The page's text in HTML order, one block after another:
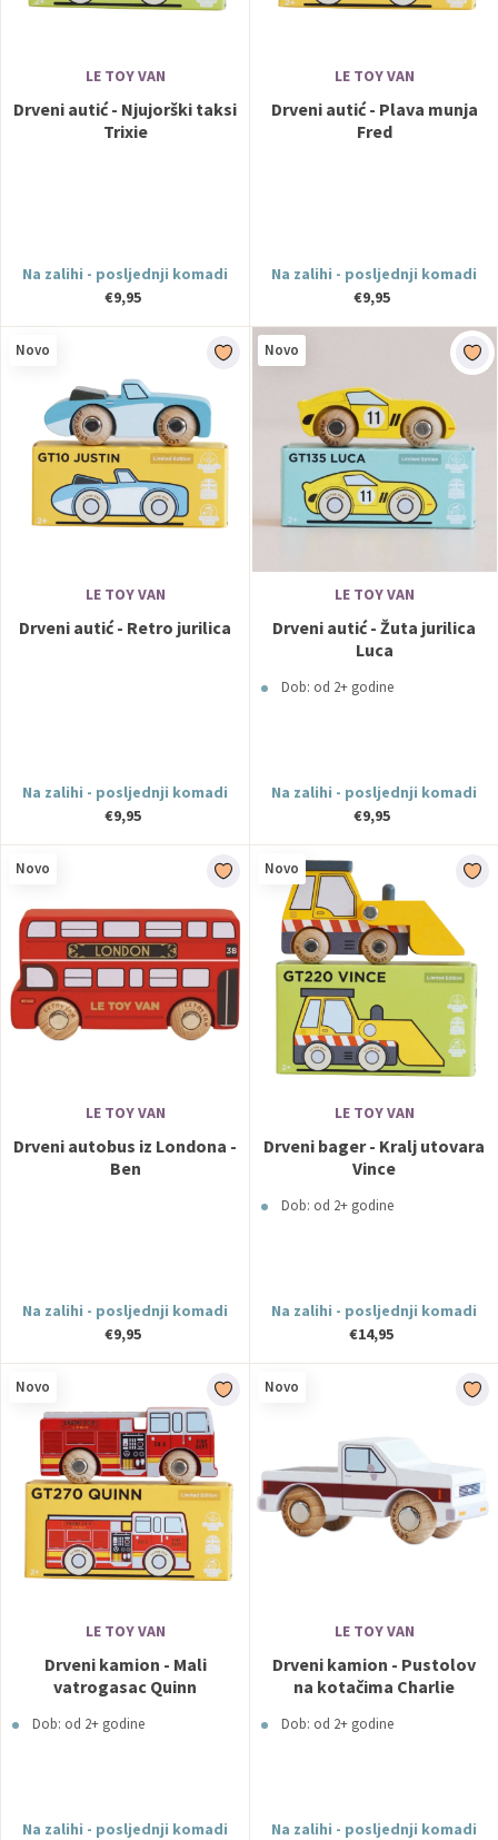
LE TOY VAN
Drveni autić - Njujorški taksi
Trixie
Na zalihi - posljednji komadi
€9,95
LE TOY VAN
Drveni autić - Plava munja
Fred
Na zalihi - posljednji komadi
€9,95
Novo
LE TOY VAN
Drveni autić - Retro jurilica
Na zalihi - posljednji komadi
€9,95
Novo
LE TOY VAN
Drveni autić - Žuta jurilica
Luca
Dob: od 2+ godine
Na zalihi - posljednji komadi
€9,95
Novo
LE TOY VAN
Drveni autobus iz Londona -
Ben
Na zalihi - posljednji komadi
€9,95
Novo
LE TOY VAN
Drveni bager - Kralj utovara
Vince
Dob: od 2+ godine
Na zalihi - posljednji komadi
€14,95
Novo
LE TOY VAN
Drveni kamion - Mali
vatrogasac Quinn
Dob: od 2+ godine
Na zalihi - posljednji komadi
Novo
LE TOY VAN
Drveni kamion - Pustolov
na kotačima Charlie
Dob: od 2+ godine
Na zalihi - posljednji komadi